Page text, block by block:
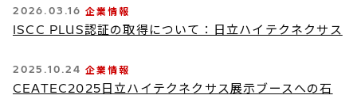
2026.03.16 企業情報
ISCC PLUS認証の取得について：日立ハイテクネクサス
2025.10.24 企業情報
CEATEC2025日立ハイテクネクサス展示ブースへの石